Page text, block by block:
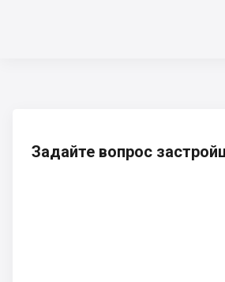
Задайте вопрос